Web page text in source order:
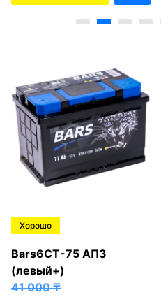
Хорошо
Bars6СТ-75 АПЗ
(левый+)
41 000₸